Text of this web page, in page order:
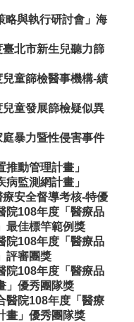
略與執行研討會」海
北市新生兒聽力篩
童篩檢醫事機構-績
童發展篩檢疑似異
暴力暨性侵害事件
動管理計畫」
監測網計畫」
安全督導考核-特優
院108年度「醫療品
最佳標竿範例獎
院108年度「醫療品
評審團獎
院108年度「醫療品
」優秀團隊獎
醫院108年度「醫療
畫」優秀團隊獎